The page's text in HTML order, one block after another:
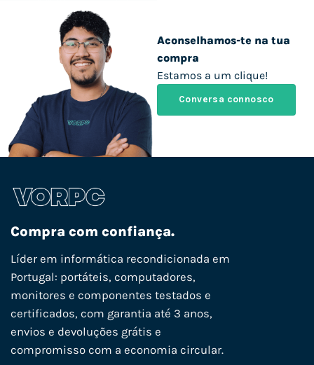
Aconselhamos-te na tua
compra
Estamos a um clique!
Conversa connosco
Compra com confiança.
Líder em informática recondicionada em
Portugal: portáteis, computadores,
monitores e componentes testados e
certificados, com garantia até 3 anos,
envios e devoluções grátis e
compromisso com a economia circular.